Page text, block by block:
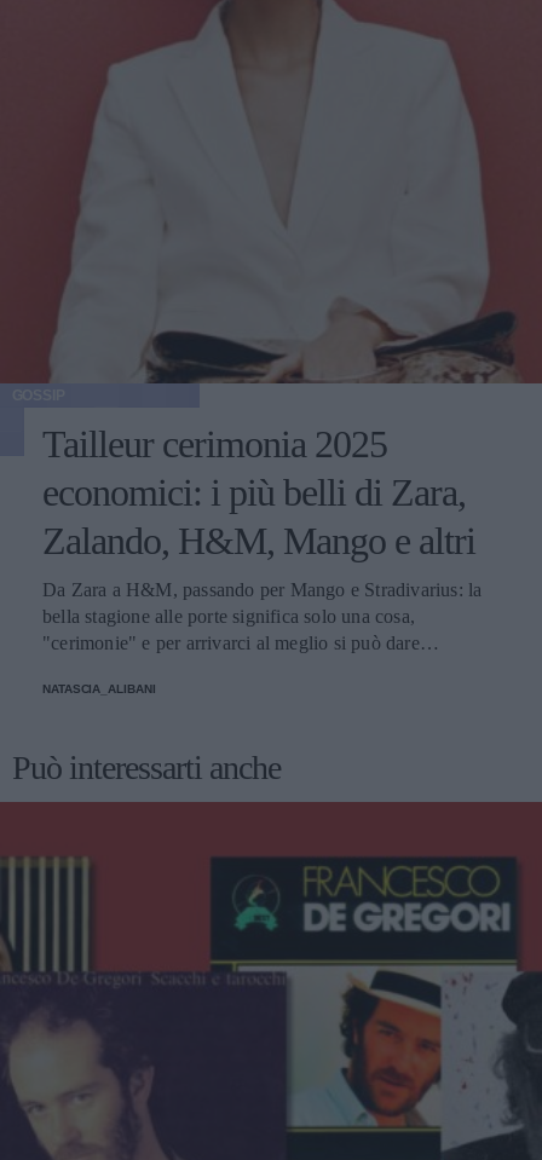
Tailleur cerimonia 2025
economici: i più belli di Zara,
Zalando, H&M, Mango e altri
Da Zara a H&M, passando per Mango e Stradivarius: la
bella stagione alle porte significa solo una cosa,
"cerimonie" e per arrivarci al meglio si può dare
NATASCIA_ALIBANI
Può interessarti anche